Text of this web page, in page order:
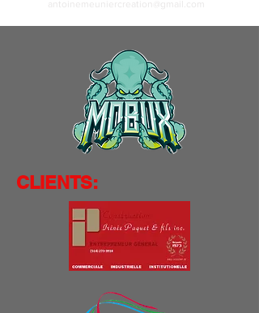
antoinemeuniercreation@gmail.com
CLIENTS: